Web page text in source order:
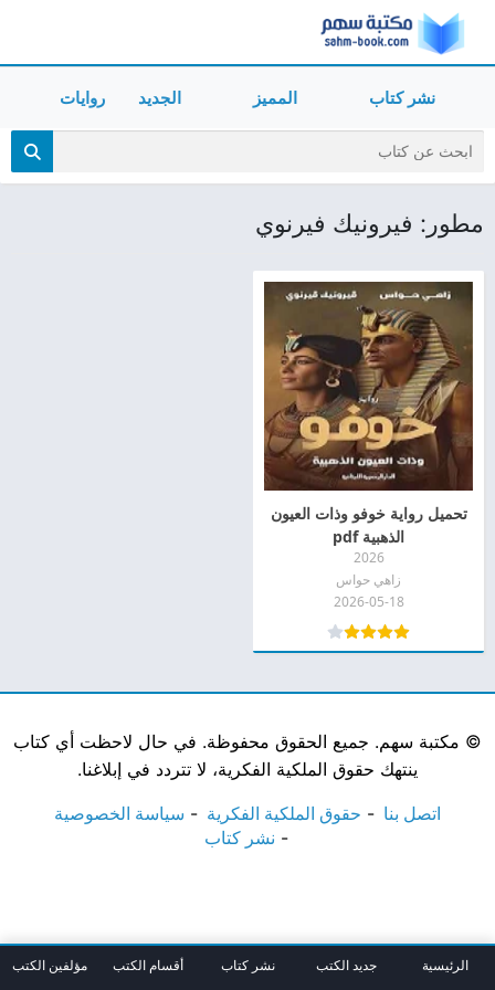
نشر كتاب المميز الجديد روايات
مطور: فيرونيك فيرنوي
تحميل رواية خوفو وذات العيون
الذهبية pdf
2026
زاهي حواس
2026-05-18
© مكتبة سهم. جميع الحقوق محفوظة. في حال لاحظت أي كتاب
ينتهك حقوق الملكية الفكرية، لا تتردد في إبلاغنا.
اتصل بنا حقوق الملكية الفكرية
سياسة الخصوصية
نشر كتاب
الرئيسية جديد الكتب نشر كتاب أقسام الكتب مؤلفين الكتب